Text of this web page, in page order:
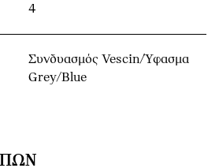
4
Συνδυασμός Vescin/Ύφασμα
Grey/Blue